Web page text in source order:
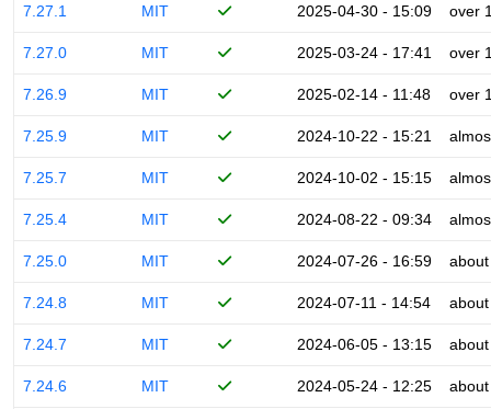
7.27.1 MIT 2025-04-30 - 15:09 over
7.27.0 MIT 2025-03-24 - 17:41 over
7.26.9 MIT 2025-02-14 - 11:48 over
7.25.9 MIT 2024-10-22 - 15:21
7.25.7 MIT 2024-10-02 - 15:15
7.25.4 MIT 2024-08-22 - 09:34
7.25.0 MIT 2024-07-26 - 16:59
7.24.8 MIT 2024-07-11 - 14:54
7.24.7 MIT 2024-06-05 - 13:15
7.24.6 MIT 2024-05-24 - 12:25